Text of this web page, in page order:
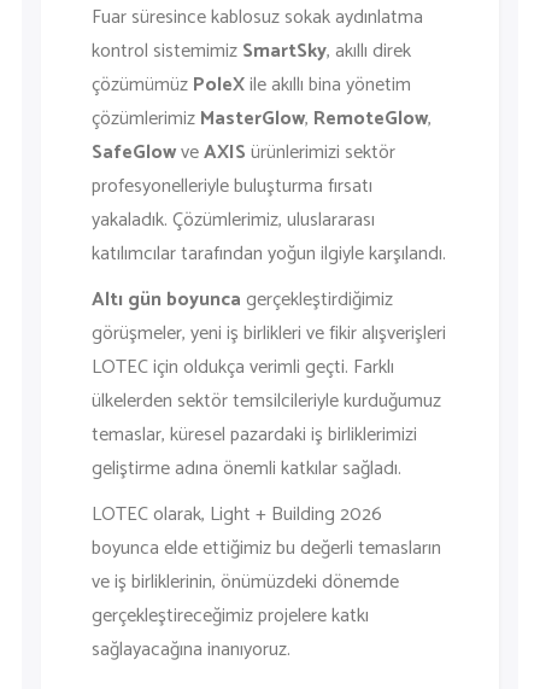
Fuar süresince kablosuz sokak aydınlatma
kontrol sistemimizSmartSky, akıllı direk
çözümümüzPoleXile akıllı bina yönetim
çözümlerimizMasterGlow, RemoteGlow,
SafeGlowveAXISürünlerimizi sektör
profesyonelleriyle buluşturma fırsatı
yakaladık. Çözümlerimiz, uluslararası
katılımcılar tarafından yoğun ilgiyle karşılandı.
Altı gün boyuncagerçekleştirdiğimiz
görüşmeler, yeni iş birlikleri ve fikir alışverişleri
LOTEC için oldukça verimli geçti. Farklı
ülkelerden sektör temsilcileriyle kurduğumuz
temaslar, küresel pazardaki iş birliklerimizi
geliştirme adına önemli katkılar sağladı.
LOTEC olarak, Light + Building 2026
boyunca elde ettiğimiz bu değerli temasların
ve iş birliklerinin, önümüzdeki dönemde
gerçekleştireceğimiz projelere katkı
sağlayacağına inanıyoruz.